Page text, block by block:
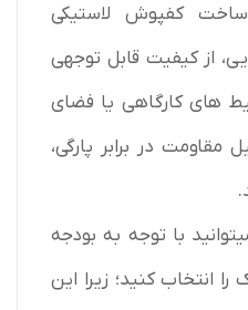
کفپوش لاستیکی
از کیفیت قابل توجهی
های کارگاهی یا فضای
مقاومت در برابر پارگی،
با توجه به بودجه
انتخاب کنید؛ زیرا این